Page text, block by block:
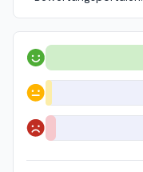
Positiv
Neutral
Negativ